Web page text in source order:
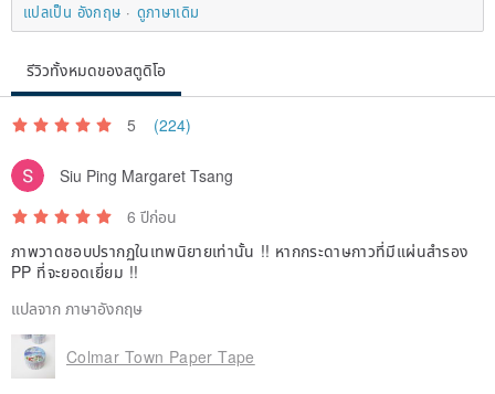
แปลเป็น อังกฤษ
ดูภาษาเดิม
รีวิวทั้งหมดของสตูดิโอ
5 (224)
Siu Ping Margaret Tsang
6 ปีก่อน
ภาพวาดชอบปรากฏในเทพนิยายเท่านั้น !! หากกระดาษกาวที่มีแผ่นสำรอง
PP ที่จะยอดเยี่ยม !!
แปลจาก ภาษาอังกฤษ
Colmar Town Paper Tape